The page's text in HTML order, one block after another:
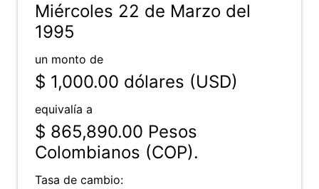
Miércoles 22 de Marzo del
1995
un monto de
$ 1,000.00 dólares (USD)
equivalía a
$ 865,890.00 Pesos
Colombianos (COP).
Tasa de cambio: